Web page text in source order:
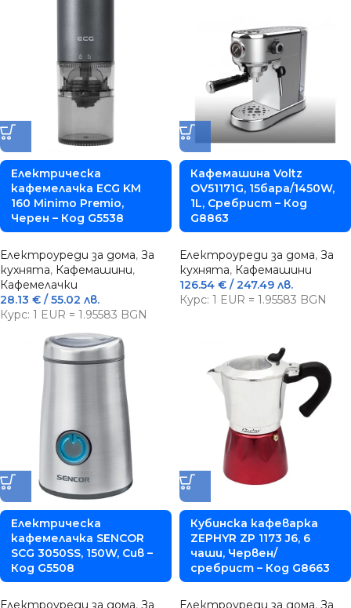
Електрическа
кафемелачка ECG KM
160 Minimo Premio,
Черен – Код G5538
Електроуреди за дома, За
кухнята, Кафемашини,
Кафемелачки
28.13 € / 55.02 лв.
Курс: 1 EUR = 1.95583 BGN
Кафемашина Voltz
OV51171G, 15бара/1450W,
1L, Сребрист – Код
G8863
Електроуреди за дома, За
кухнята, Кафемашини
126.54 € / 247.49 лв.
Курс: 1 EUR = 1.95583 BGN
Електрическа
кафемелачка SENCOR
SCG 3050SS, 150W, Сив –
Код G5508
Електроуреди за дома, За
Кубинска кафеварка
ZEPHYR ZP 1173 J6, 6
чаши, Червен/
сребрист – Код G8663
Електроуреди за дома, За